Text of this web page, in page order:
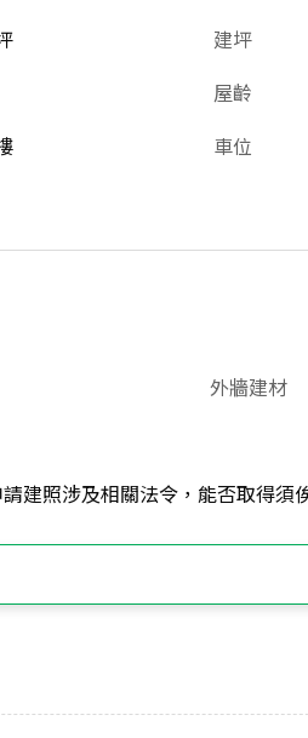
建坪
屋齡
車位
外牆建材
建照涉及相關法令，能否取得須